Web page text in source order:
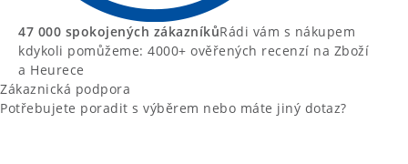
47 000 spokojených zákazníkůRádi vám s nákupem
kdykoli pomůžeme: 4000+ ověřených recenzí na Zboží
a Heurece
Zákaznická podpora
Potřebujete poradit s výběrem nebo máte jiný dotaz?